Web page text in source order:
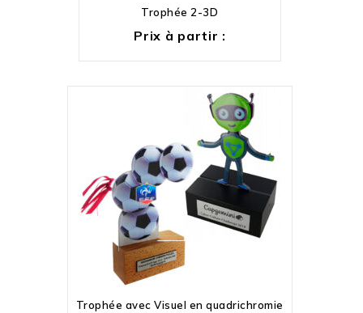
Trophée 2-3D
Prix à partir :
Trophée avec Visuel en quadrichromie